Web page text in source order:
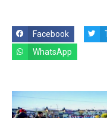
Facebook
WhatsApp